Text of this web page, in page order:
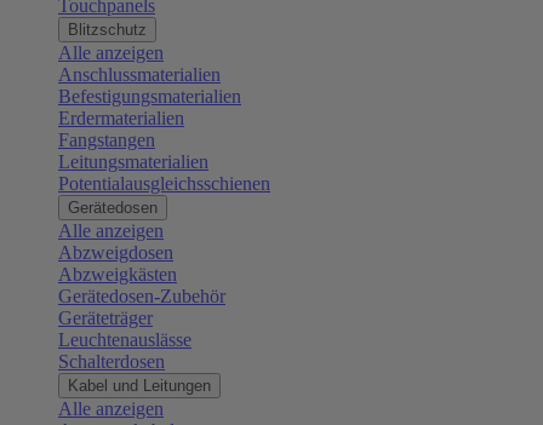
Touchpanels
Blitzschutz
Alle anzeigen
Anschlussmaterialien
Befestigungsmaterialien
Erdermaterialien
Fangstangen
Leitungsmaterialien
Potentialausgleichsschienen
Gerätedosen
Alle anzeigen
Abzweigdosen
Abzweigkästen
Gerätedosen-Zubehör
Geräteträger
Leuchtenauslässe
Schalterdosen
Kabel und Leitungen
Alle anzeigen